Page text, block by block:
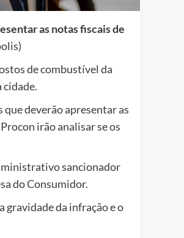
as notas fiscais de
de combustível da
deverão apresentar as
irão analisar se os
sancionador
do Consumidor.
gravidade da infração e o